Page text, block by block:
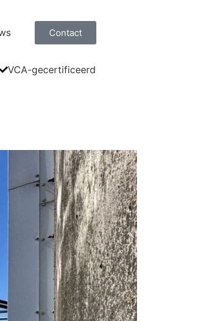
Contact
VCA-gecertificeerd